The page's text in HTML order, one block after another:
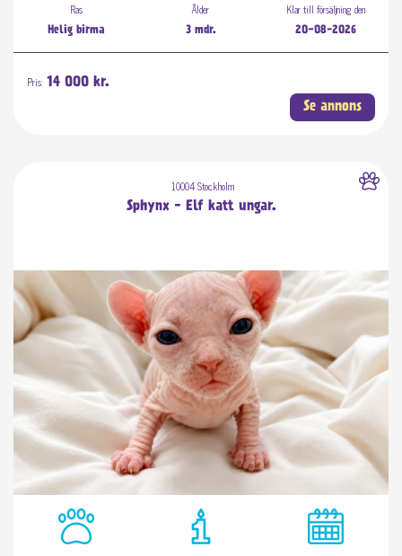
Ras
Helig birma
Ålder
3 mdr.
Klar till försäljning den
20-08-2026
Pris: 14 000 kr.
Se annons
10004 Stockholm
Sphynx - Elf katt ungar.